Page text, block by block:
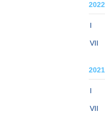
2022
I
VII
2021
I
VII